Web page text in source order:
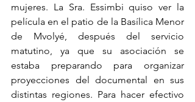
mujeres. La Sra. Essimbi quiso ver la
película en el patio de la Basílica Menor
de Mvolyé, después del servicio
matutino, ya que su asociación se
estaba preparando para organizar
proyecciones del documental en sus
distintas regiones. Para hacer efectivo